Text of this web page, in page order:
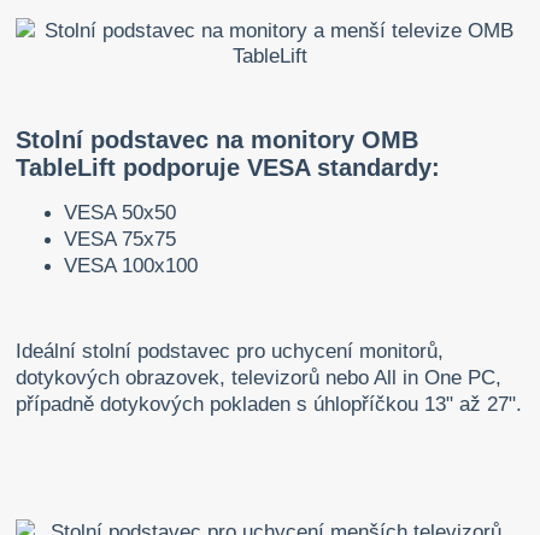
Stolní podstavec na monitory OMB
TableLift podporuje VESA standardy:
VESA 50x50
VESA 75x75
VESA 100x100
Ideální stolní podstavec pro uchycení monitorů,
dotykových obrazovek, televizorů nebo All in One PC,
případně dotykových pokladen s úhlopříčkou 13" až 27".